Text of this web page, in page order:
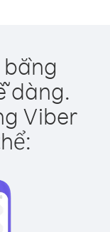
dàng.
Viber